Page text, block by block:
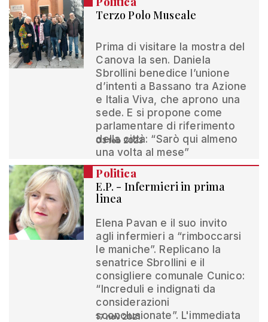
Terzo Polo Museale
Prima di visitare la mostra del
Canova la sen. Daniela
Sbrollini benedice l’unione
d’intenti a Bassano tra Azione
e Italia Viva, che aprono una
sede. E si propone come
parlamentare di riferimento
della città: “Sarò qui almeno
una volta al mese”
03 feb 2023
Politica
E.P. - Infermieri in prima
linea
Elena Pavan e il suo invito
agli infermieri a “rimboccarsi
le maniche”. Replicano la
senatrice Sbrollini e il
consigliere comunale Cunico:
“Increduli e indignati da
considerazioni
sconclusionate”. L'immediata
17 nov 2021